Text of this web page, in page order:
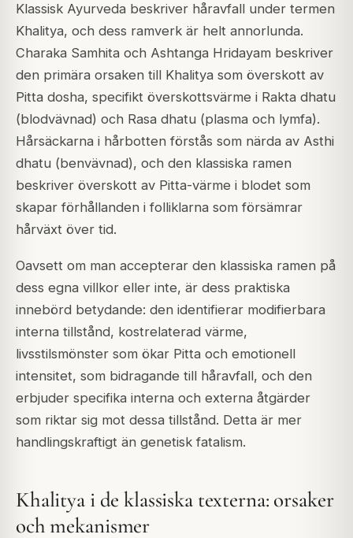
Klassisk Ayurveda beskriver håravfall under termen
Khalitya, och dess ramverk är helt annorlunda.
Charaka Samhita och Ashtanga Hridayam beskriver
den primära orsaken till Khalitya som överskott av
Pitta dosha, specifikt överskottsvärme i Rakta dhatu
(blodvävnad) och Rasa dhatu (plasma och lymfa).
Hårsäckarna i hårbotten förstås som närda av Asthi
dhatu (benvävnad), och den klassiska ramen
beskriver överskott av Pitta-värme i blodet som
skapar förhållanden i folliklarna som försämrar
hårväxt över tid.
Oavsett om man accepterar den klassiska ramen på
dess egna villkor eller inte, är dess praktiska
innebörd betydande: den identifierar modifierbara
interna tillstånd, kostrelaterad värme,
livsstilsmönster som ökar Pitta och emotionell
intensitet, som bidragande till håravfall, och den
erbjuder specifika interna och externa åtgärder
som riktar sig mot dessa tillstånd. Detta är mer
handlingskraftigt än genetisk fatalism.
Khalitya i de klassiska texterna: orsaker
och mekanismer